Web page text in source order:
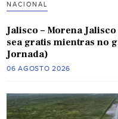
NACIONAL
Jalisco – Morena
sea gratis mientras no
Jornada)
06 AGOSTO 2026